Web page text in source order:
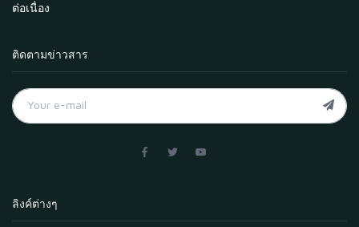
ต่อเนื่อง
ติดตามข่าวสาร
ลิงค์ต่างๆ